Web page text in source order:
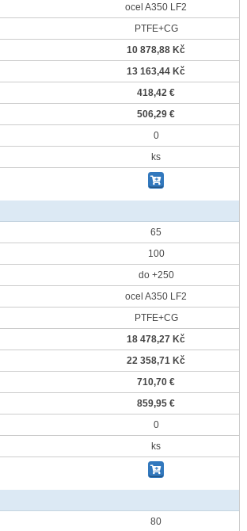
ocel A350 LF2
PTFE+CG
10 878,88 Kč
13 163,44 Kč
418,42 €
506,29 €
0
ks
65
100
do +250
ocel A350 LF2
PTFE+CG
18 478,27 Kč
22 358,71 Kč
710,70 €
859,95 €
0
ks
80